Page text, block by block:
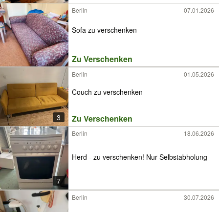
Berlin 07.01.2026
Sofa zu verschenken
Zu Verschenken
3
Berlin 01.05.2026
Couch zu verschenken
Zu Verschenken
7
Berlin 18.06.2026
Herd - zu verschenken! Nur Selbstabholung
Berlin 30.07.2026